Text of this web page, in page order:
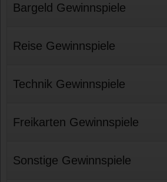
Bargeld Gewinnspiele
Reise Gewinnspiele
Technik Gewinnspiele
Freikarten Gewinnspiele
Sonstige Gewinnspiele